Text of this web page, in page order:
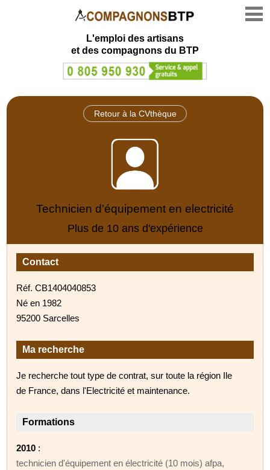
L'emploi des artisans
et des compagnons du BTP
Retour à la CVthèque
Technicien d'équipement en electricité
Plus de 10 ans d'expérience
Contact
Réf. CB1404040853
Né en 1982
95200 Sarcelles
Ma recherche
Je recherche tout type de contrat, sur toute la région Ile
de France, dans l'Electricité et maintenance.
Formations
2010 :
technicien d'équipement en électricité (10 mois) afpa,